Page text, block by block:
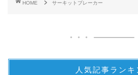
HOME サーキットブレーカー
人気記事ランキ